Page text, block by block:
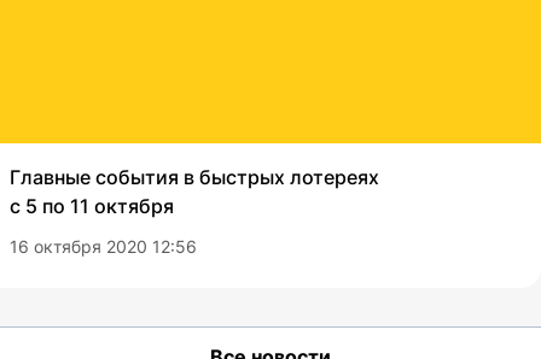
Главные события в быстрых лотереях
с 5 по 11 октября
16 октября 2020 12:56